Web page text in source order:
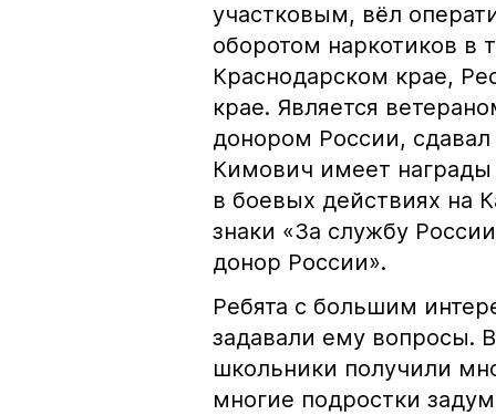
участковым, вёл
оборотом наркотиков в
Краснодарском крае,
крае. Является
донором России,
Кимович имеет награды
в боевых действиях на
знаки «За службу
донор России».
Ребята с большим
задавали ему вопросы.
школьники получили
многие подростки